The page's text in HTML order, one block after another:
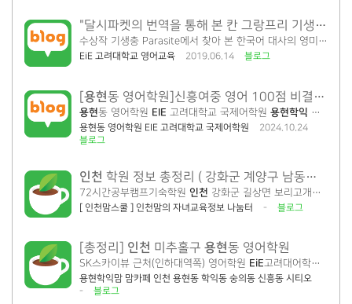
"달시파켓의 번역을 통해 본 칸 그랑프리 기생충 Parasite 한국어 대사....
수상작 기생충 Parasite에서 찾아 본 한국어 대사의 영미식 표현 함께 확인해 볼까요? 초등영어와 중등영어는 시작이 중요합니다 SKY를 넘어 세계를 향한 우리아이 영어 첫걸음 이아이
EiE 고려대학교 영어교육 2019.06.14 블로그
용현동 영어학원]신흥여중 영어 100점 비결! 2학기 중간고사 분석지
용현동 영어학원 EIE 고려대학교 국제어학원 용현학익 캠퍼스
용현동 영어학원 EIE 고려대학교 국제어학원
2024.10.24
블로그
인천 학원 정보 총정리 ( 강화군 계양구 남동구 미추홀구 부평구 )
72시간공부캠프기숙학원 인천 강화군 길상면 보리고개로 174 강화군 ELI성진학원
[ 인천맘스쿨 ] 인천맘의 자녀교육정보 나눔터 - 블로그
[총정리] 인천 미추홀구 용현동 영어학원
SK스카이뷰 근처(인하대역쪽) 영어학원 EiE고려대어학원
용현학익맘 맘카페 인천 용현동 학익동 숭의동 신흥동 시티오
-
블로그